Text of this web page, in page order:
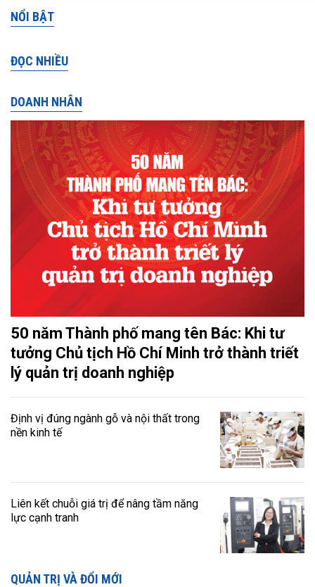
NỔI BẬT
ĐỌC NHIỀU
DOANH NHÂN
50 năm Thành phố mang tên Bác: Khi tư
tưởng Chủ tịch Hồ Chí Minh trở thành triết
lý quản trị doanh nghiệp
Định vị đúng ngành gỗ và nội thất trong
nền kinh tế
Liên kết chuỗi giá trị để nâng tầm năng
lực cạnh tranh
QUẢN TRỊ VÀ ĐỔI MỚI